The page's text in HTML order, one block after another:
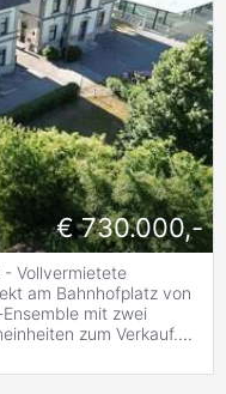
€ 730.000,-
- Vollvermietete
am Bahnhofplatz von
mit zwei
zum Verkauf....